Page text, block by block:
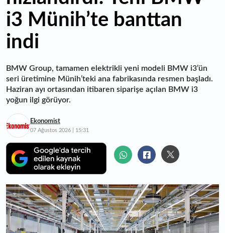
i3 Münih’te banttan
indi
BMW Group, tamamen elektrikli yeni modeli BMW i3’ün
seri üretimine Münih’teki ana fabrikasında resmen başladı.
Haziran ayı ortasından itibaren siparişe açılan BMW i3
yoğun ilgi görüyor.
Ekonomist
07 Ağustos 2026 | 15:31